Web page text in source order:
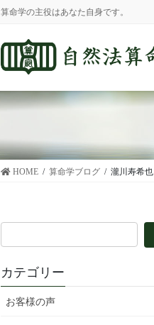
算命学の主役はあなた自身です。
HOME 算命学ブログ 瀧川寿希也
カテゴリー
お客様の声